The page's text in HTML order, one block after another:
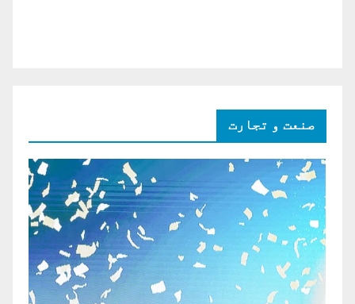
صنعت و تجارت